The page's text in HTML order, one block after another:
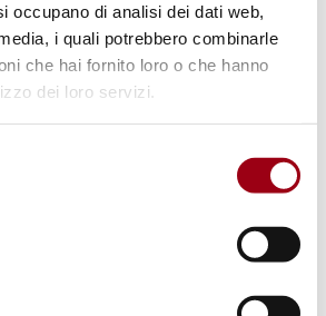
occupano di analisi dei dati web,
i quali potrebbero combinarle
che hai fornito loro o che hanno
dei loro servizi.